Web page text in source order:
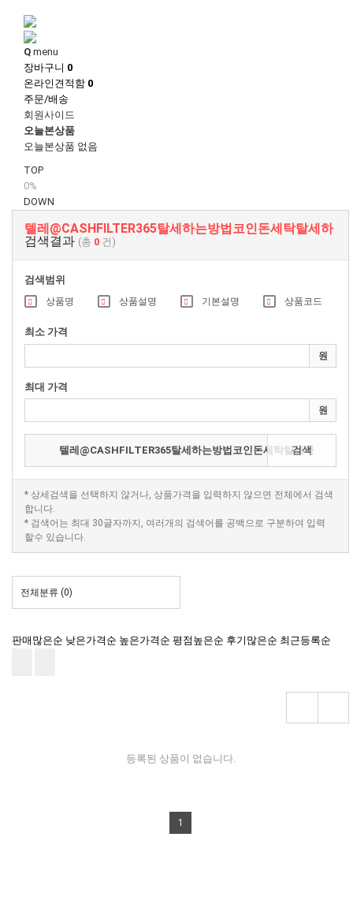
1
Q menu
장바구니 0
온라인견적함 0
주문/배송
회원사이드
오늘본상품
오늘본상품 없음
TOP
0%
DOWN
텔레@CASHFILTER365탈세하는방법코인돈세탁탈세하
검색결과 (총 0 건)
검색범위
상품명 상품설명 기본설명 상품코드
최소 가격
원
최대 가격
원
검색
* 상세검색을 선택하지 않거나, 상품가격을 입력하지 않으면 전체에서 검색
합니다.
* 검색어는 최대 30글자까지, 여러개의 검색어를 공백으로 구분하여 입력
할수 있습니다.
전체분류 (0)
판매많은순 낮은가격순 높은가격순 평점높은순 후기많은순 최근등록순
등록된 상품이 없습니다.
1